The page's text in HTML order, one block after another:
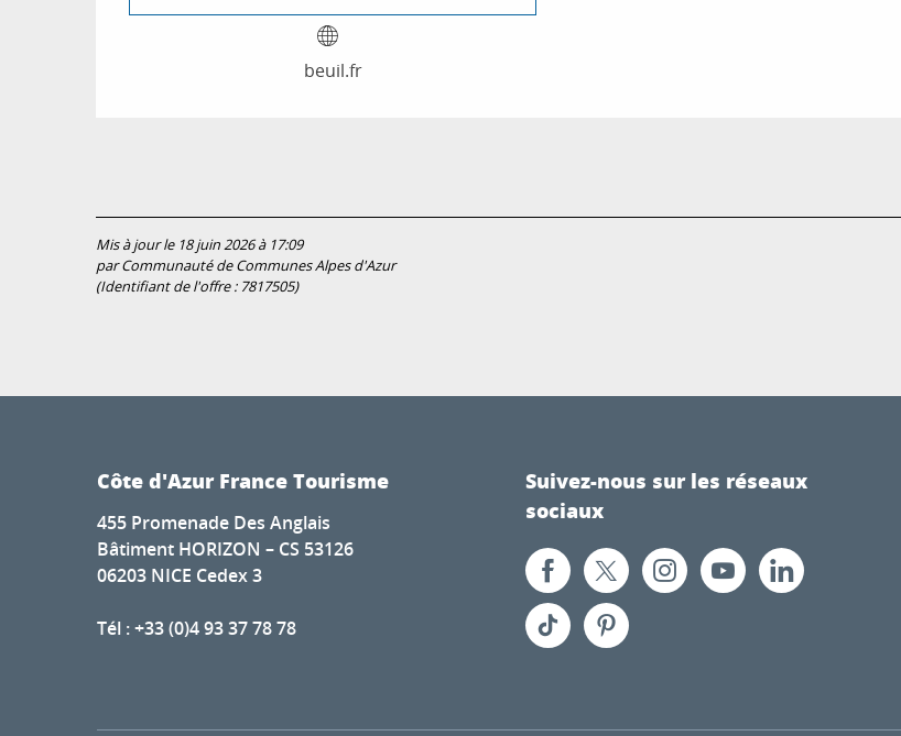
beuil.fr
Mis à jour le 18 juin 2026 à 17:09
par Communauté de Communes Alpes d'Azur
(Identifiant de l'offre : 7817505)
Côte d'Azur France Tourisme
455 Promenade Des Anglais
Bâtiment HORIZON – CS 53126
06203 NICE Cedex 3
Tél : +33 (0)4 93 37 78 78
Suivez-nous sur les réseaux
sociaux